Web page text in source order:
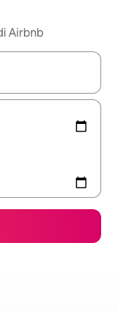
Airbnb
kekunci anak panah